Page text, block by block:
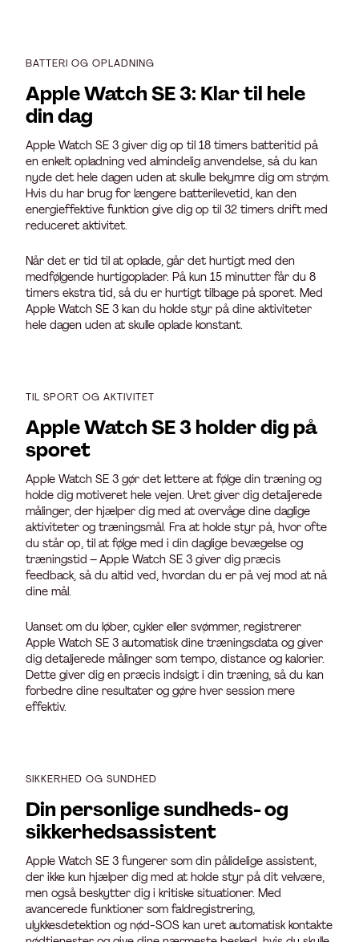
BATTERI OG OPLADNING
Apple Watch SE 3: Klar til hele
din dag
Apple Watch SE 3 giver dig op til 18 timers batteritid på
en enkelt opladning ved almindelig anvendelse, så du kan
nyde det hele dagen uden at skulle bekymre dig om strøm.
Hvis du har brug for længere batterilevetid, kan den
energieffektive funktion give dig op til 32 timers drift med
reduceret aktivitet.
Når det er tid til at oplade, går det hurtigt med den
medfølgende hurtigoplader. På kun 15 minutter får du 8
timers ekstra tid, så du er hurtigt tilbage på sporet. Med
Apple Watch SE 3 kan du holde styr på dine aktiviteter
hele dagen uden at skulle oplade konstant.
TIL SPORT OG AKTIVITET
Apple Watch SE 3 holder dig på
sporet
Apple Watch SE 3 gør det lettere at følge din træning og
holde dig motiveret hele vejen. Uret giver dig detaljerede
målinger, der hjælper dig med at overvåge dine daglige
aktiviteter og træningsmål. Fra at holde styr på, hvor ofte
du står op, til at følge med i din daglige bevægelse og
træningstid – Apple Watch SE 3 giver dig præcis
feedback, så du altid ved, hvordan du er på vej mod at nå
dine mål.
Uanset om du løber, cykler eller svømmer, registrerer
Apple Watch SE 3 automatisk dine træningsdata og giver
dig detaljerede målinger som tempo, distance og kalorier.
Dette giver dig en præcis indsigt i din træning, så du kan
forbedre dine resultater og gøre hver session mere
effektiv.
SIKKERHED OG SUNDHED
Din personlige sundheds- og
sikkerhedsassistent
Apple Watch SE 3 fungerer som din pålidelige assistent,
der ikke kun hjælper dig med at holde styr på dit velvære,
men også beskytter dig i kritiske situationer. Med
avancerede funktioner som faldregistrering,
ulykkesdetektion og nød-SOS kan uret automatisk kontakte